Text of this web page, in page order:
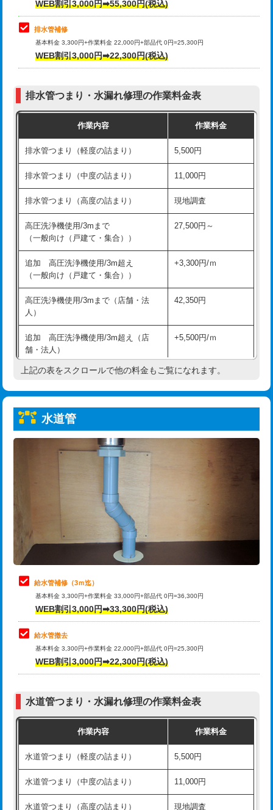
コンクリート斫り（厚さ10㎝超え）
モルタル補修（厚さ10㎝まで）
モルタル補修（厚さ10㎝超え）
追加人工 16,500円
現場見積
※給水管工事は20mmまでの価格です。
交換・取付(混合水栓（壁付・デッキ
式・ワンホール）)
16,500円+材料費
交換・取付(排水栓・排水トラップ
交換・取付（その他部品） 11,000円+材料費
持込商品取付（単水栓） 13,200円
持込商品取付（混合水栓） 16,500円
持込商品取付（浄水器・分岐水栓） 16,500円
給水管工事※（ホール加工) 16,500円
給水管工事※（バンド止め) 3,300円
給水管工事※（支持金具設置)
給水管工事※（保温材使用（バンド止
め込み）)
5,500円
給水管工事※（土の掘削・埋め戻し作
業)
11,000円
給水管工事※（塩ビ管（VP・HI）使
用/3ｍまで)
33,000円
給水管工事※（塩ビ管（VP・HI）使
+8,800円
給水管工事※（ライニング鋼管・銅
管・ポリ管・HT管使用/3ｍまで)
給水管工事※（ライニング鋼管・銅
管・ポリ管・HT管使用/3ｍ超え)
排水管工事（土の掘削・埋め戻し作
11,000円~
排水管工事（排水管工事/3ｍまで） 55,000円
排水管工事（追加 排水管工事/3ｍ超
マス交換（土の掘削・埋め戻し作業）
マス交換（深さ50㎝未満）
マス交換（深さ50㎝以上）
コンクリート斫り（厚さ10㎝まで）
モルタル補修（厚さ10㎝超え） 38,500円
洗面台設置 38,500円
化粧台設置 22,000円
WEB割引3,000円➡55,300円(税込)
排水管補修
基本料金 3,300円+作業料金 22,000円+部品代 0円=25,300円
WEB割引3,000円➡22,300円(税込)
排水管つまり・水漏れ修理の作業料金表
作業内容 作業料金
排水管つまり（軽度の詰まり） 5,500円
排水管つまり（中度の詰まり） 11,000円
排水管つまり（高度の詰まり） 現地調査
高圧洗浄機使用/3mまで
（一般向け（戸建て・集合））
27,500円～
追加 高圧洗浄機使用/3m超え
（一般向け（戸建て・集合））
+3,300円/ｍ
高圧洗浄機使用/3mまで（店舗・法
人）
42,350円
追加 高圧洗浄機使用/3m超え（店
舗・法人）
+5,500円/ｍ
高度高圧洗浄換 現地調査
トーラー機使用/3mまで
追加トーラー機使用/3m超え
33,000円
8,800円
止水・漏水調査・防水処理・清掃・修
理・調整・分解・加工など（軽作業）
11,000円
止水・漏水調査・防水処理・清掃・修
理・調整・分解・加工など（中作業）
止水・漏水調査・防水処理・清掃・修
理・調整・分解・加工など（重作業）
33,000円
その他部品の脱着
交換・取付（タンク）
式）)
式・ワンホール）)
交換・取付(排水栓・排水トラップ
22,000円+材料費
上記の表をスクロールで他の料金もご覧になれます。
水道管
給水管補修（3ｍ迄）
基本料金 3,300円+作業料金 33,000円+部品代 0円=36,300円
WEB割引3,000円➡33,300円(税込)
給水管撤去
基本料金 3,300円+作業料金 22,000円+部品代 0円=25,300円
WEB割引3,000円➡22,300円(税込)
水道管つまり・水漏れ修理の作業料金表
作業内容 作業料金
水道管つまり（軽度の詰まり） 5,500円
水道管つまり（中度の詰まり） 11,000円
水道管つまり（高度の詰まり） 現地調査